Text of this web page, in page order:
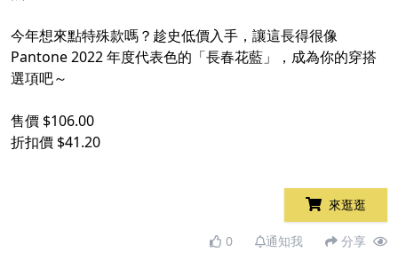
今年想來點特殊款嗎？趁史低價入手，讓這長得很像
Pantone 2022 年度代表色的「長春花藍」，成為你的穿搭
選項吧～
售價 $106.00
折扣價 $41.20
來逛逛
0 通知我 分享